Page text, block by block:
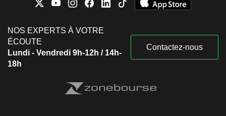
NOS EXPERTS À VOTRE
ÉCOUTE
Lundi - Vendredi 9h-12h / 14h-
18h
Contactez-nous